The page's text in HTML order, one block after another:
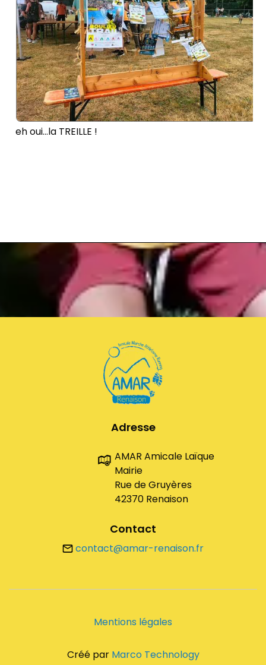
eh oui...la TREILLE !
Adresse
AMAR Amicale Laïque
Mairie
Rue de Gruyères
42370 Renaison
Contact
contact@amar-renaison.fr
Mentions légales
Créé par Marco Technology